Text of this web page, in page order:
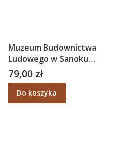
Muzeum Budownictwa
Ludowego w Sanoku
ALBUM
Cena
79,00 zł
Do koszyka